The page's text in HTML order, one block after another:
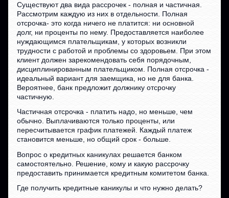
Существуют два вида рассрочек - полная и частичная.
Рассмотрим каждую из них в отдельности. Полная
отсрочка- это когда ничего не платится: ни основной
долг, ни проценты по нему. Предоставляется наиболее
нуждающимся плательщикам, у которых возникли
трудности с работой и проблемы со здоровьем. При этом
клиент должен зарекомендовать себя порядочным,
дисциплинированным плательщиком. Полная отсрочка -
идеальный вариант для заемщика, но не для банка.
Вероятнее, банк предложит должнику отсрочку
частичную.
Частичная отсрочка - платить надо, но меньше, чем
обычно. Выплачиваются только проценты, или
пересчитывается график платежей. Каждый платеж
становится меньше, но общий срок - больше.
Вопрос о кредитных каникулах решается банком
самостоятельно. Решение, кому и какую рассрочку
предоставить принимается кредитным комитетом банка.
Где получить кредитные каникулы и что нужно делать?